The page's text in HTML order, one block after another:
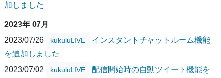
加しました
2023年 07月
2023/07/26
kukuluLIVE
インスタントチャットルーム機能
を追加しました
2023/07/02
kukuluLIVE
配信開始時の自動ツイート機能を